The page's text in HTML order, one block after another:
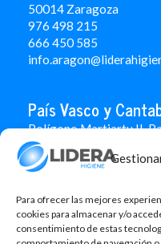
Para ofrecer las mejores
cookies para almacenar y/o
consentimiento de estas
50014 Zaragoza
976 498 215
666 450 585
País Vasco y
Polígono Martiartu II.
48480 Arrigorriaga
Bizkaia
666 451 184